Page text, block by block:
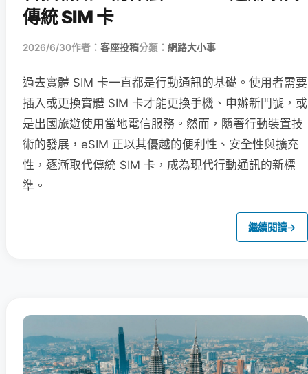
傳統 SIM 卡
2026/6/30作者： 客座投稿分類： 網路大小事
過去實體 SIM 卡一直都是行動通訊的基礎。使用者需要
插入或更換實體 SIM 卡才能更換手機、申辦新門號，或
是出國旅遊使用當地電信服務。然而，隨著行動裝置技
術的發展，eSIM 正以其優越的便利性、安全性與擴充
性，逐漸取代傳統 SIM 卡，成為現代行動通訊的新標
準。
繼續閱讀→